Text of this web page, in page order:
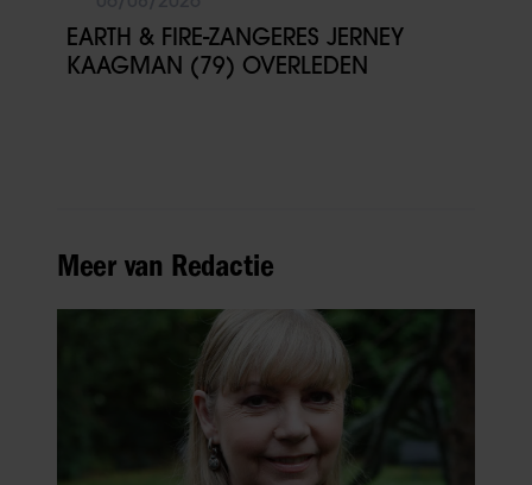
EARTH & FIRE-ZANGERES JERNEY
KAAGMAN (79) OVERLEDEN
Meer van Redactie